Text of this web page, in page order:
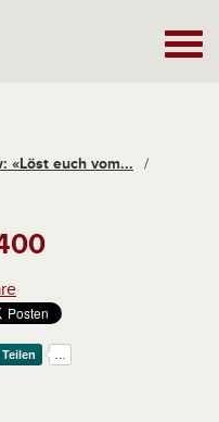
«Löst euch vom...
/